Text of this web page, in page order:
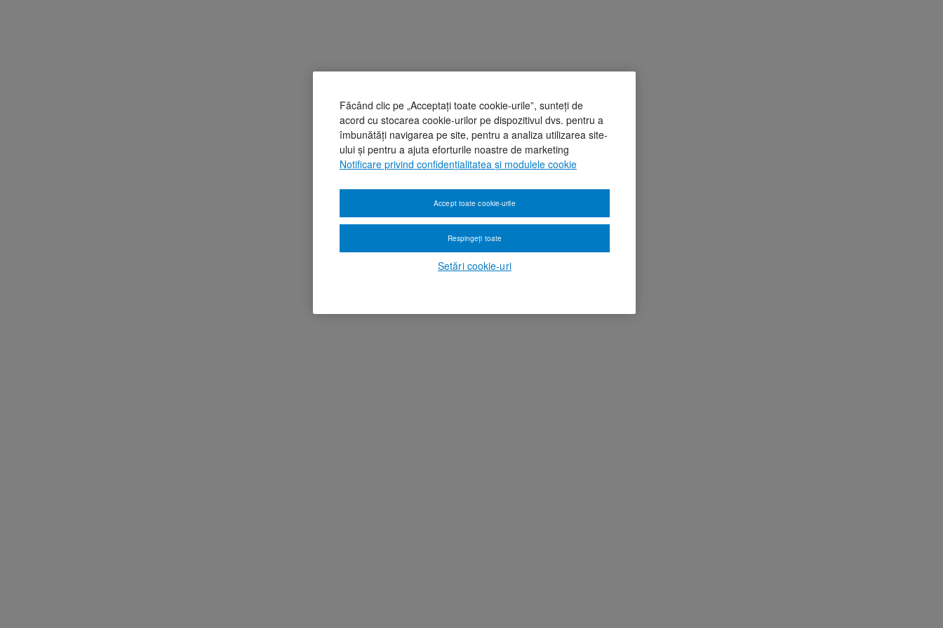
Făcând clic pe „Acceptați toate cookie-urile”, sunteți de
acord cu stocarea cookie-urilor pe dispozitivul dvs. pentru a
îmbunătăți navigarea pe site, pentru a analiza utilizarea site-
ului și pentru a ajuta eforturile noastre de marketing
Notificare privind confidențialitatea și modulele cookie
Setări cookie-uri
Respingeți toate
Accept toate cookie-urile